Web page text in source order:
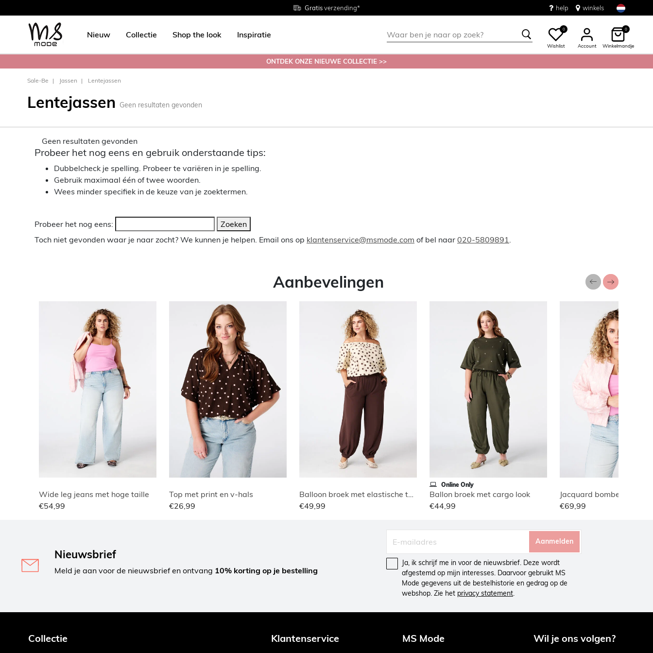
Gratisverzending*
Maten38 - 54
Gratisretourneren in de winkel help winkels
Nieuw Collectie Shop the look Inspiratie
0
Wishlist Account
0
Winkelmandje
ONTDEK ONZE NIEUWE COLLECTIE >>
Sale-Be Jassen Lentejassen
Lentejassen Geen resultaten gevonden
Geen resultaten gevonden
Probeer het nog eens en gebruik onderstaande tips:
Dubbelcheck je spelling. Probeer te variëren in je spelling.
Gebruik maximaal één of twee woorden.
Wees minder specifiek in de keuze van je zoektermen.
Probeer het nog eens:
Zoeken
Toch niet gevonden waar je naar zocht? We kunnen je helpen. Email ons op klantenservice@msmode.com of bel naar 020-5809891.
Aanbevelingen
Wide leg jeans met hoge taille
€54,99
Top met print en v-hals
€26,99
Balloon broek met elastische taille
€49,99
Online Only
Ballon broek met cargo look
€44,99
Jacquard bomber jasje
€69,99
Nieuwsbrief
Meld je aan voor de nieuwsbrief en ontvang 10% korting op je bestelling
Aanmelden
Ja, ik schrijf me in voor de nieuwsbrief. Deze wordt
afgestemd op mijn interesses. Daarvoor gebruikt MS
Mode gegevens uit de bestelhistorie en gedrag op de
webshop. Zie het privacy statement.
Collectie Klantenservice MS Mode Wil je ons volgen?